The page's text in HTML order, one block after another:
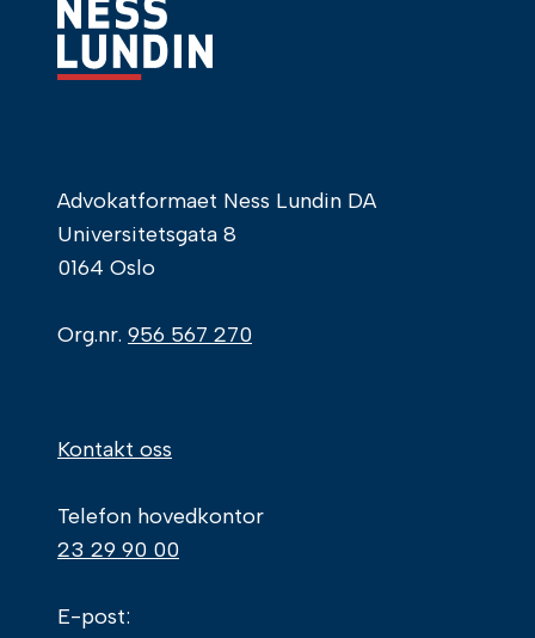
Advokatformaet Ness Lundin DA
Universitetsgata 8
0164 Oslo
Org.nr. 956 567 270
Kontakt oss
Telefon hovedkontor
23 29 90 00
E-post: